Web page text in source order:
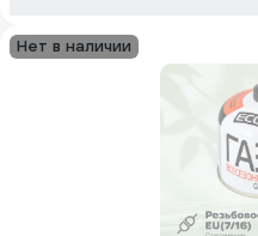
Нет в наличии